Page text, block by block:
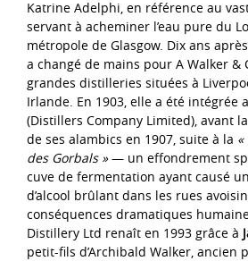
Katrine Adelphi, en référence au
servant à acheminer l’eau pure du
métropole de Glasgow. Dix ans
a changé de mains pour A Walker &
grandes distilleries situées à
Irlande. En 1903, elle a été intégrée
(Distillers Company Limited), avant
de ses alambics en 1907, suite à la
des Gorbals »— un effondrement
cuve de fermentation ayant causé
d’alcool brûlant dans les rues
conséquences dramatiques
Distillery Ltd renaît en 1993 grâce à
petit-fils d’Archibald Walker, ancien